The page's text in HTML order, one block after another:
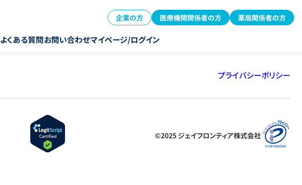
企業の方 医療機関関係者の方 薬局関係者の方
よくある質問お問い合わせマイページ/ログイン
プライバシーポリシー
©2025 ジェイフロンティア株式会社